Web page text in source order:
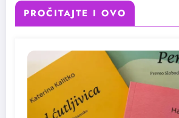
PROČITAJTE I OVO